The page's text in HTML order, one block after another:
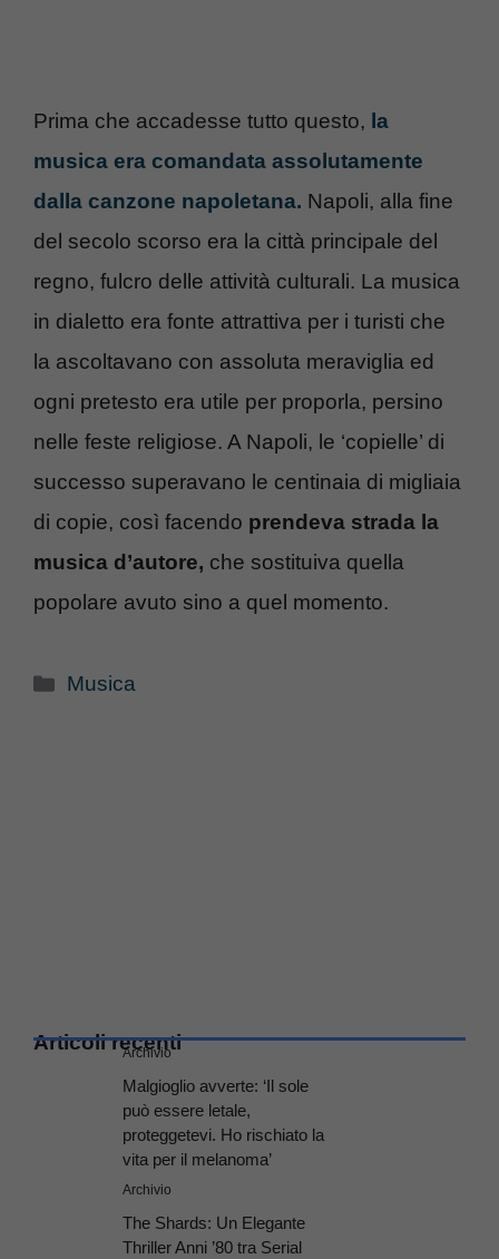
Prima che accadesse tutto questo, la
musica era comandata assolutamente
dalla canzone napoletana. Napoli, alla fine
del secolo scorso era la città principale del
regno, fulcro delle attività culturali. La musica
in dialetto era fonte attrattiva per i turisti che
la ascoltavano con assoluta meraviglia ed
ogni pretesto era utile per proporla, persino
nelle feste religiose. A Napoli, le ‘copielle’ di
successo superavano le centinaia di migliaia
di copie, così facendo prendeva strada la
musica d’autore, che sostituiva quella
popolare avuto sino a quel momento.
Categorie
Musica
Articoli recenti
Archivio
Malgioglio avverte: ‘Il sole
può essere letale,
proteggetevi. Ho rischiato la
vita per il melanoma’
Archivio
The Shards: Un Elegante
Thriller Anni ’80 tra Serial